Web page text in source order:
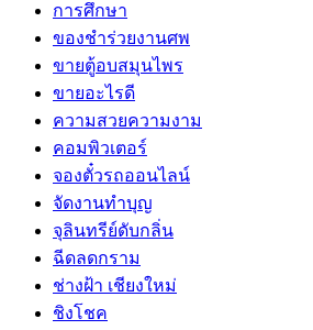
การศึกษา
ของชำร่วยงานศพ
ขายตู้อบสมุนไพร
ขายอะไรดี
ความสวยความงาม
คอมพิวเตอร์
จองตั๋วรถออนไลน์
จัดงานทำบุญ
จุลินทรีย์ดับกลิ่น
ฉีดลดกราม
ช่างฝ้า เชียงใหม่
ชิงโชค